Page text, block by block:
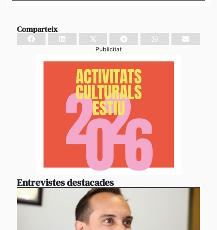
Comparteix
Publicitat
Entrevistes destacades